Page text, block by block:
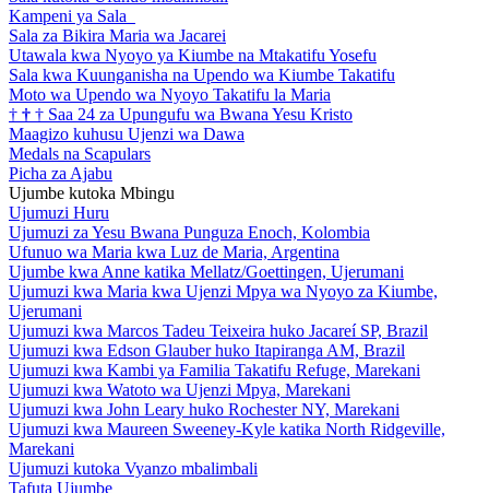
Kampeni ya Sala
Sala za Bikira Maria wa Jacarei
Utawala kwa Nyoyo ya Kiumbe na Mtakatifu Yosefu
Sala kwa Kuunganisha na Upendo wa Kiumbe Takatifu
Moto wa Upendo wa Nyoyo Takatifu la Maria
† † † Saa 24 za Upungufu wa Bwana Yesu Kristo
Maagizo kuhusu Ujenzi wa Dawa
Medals na Scapulars
Picha za Ajabu
Ujumbe kutoka Mbingu
Ujumuzi Huru
Ujumuzi za Yesu Bwana Punguza Enoch, Kolombia
Ufunuo wa Maria kwa Luz de Maria, Argentina
Ujumbe kwa Anne katika Mellatz/Goettingen, Ujerumani
Ujumuzi kwa Maria kwa Ujenzi Mpya wa Nyoyo za Kiumbe,
Ujerumani
Ujumuzi kwa Marcos Tadeu Teixeira huko Jacareí SP, Brazil
Ujumuzi kwa Edson Glauber huko Itapiranga AM, Brazil
Ujumuzi kwa Kambi ya Familia Takatifu Refuge, Marekani
Ujumuzi kwa Watoto wa Ujenzi Mpya, Marekani
Ujumuzi kwa John Leary huko Rochester NY, Marekani
Ujumuzi kwa Maureen Sweeney-Kyle katika North Ridgeville,
Marekani
Ujumuzi kutoka Vyanzo mbalimbali
Tafuta Ujumbe